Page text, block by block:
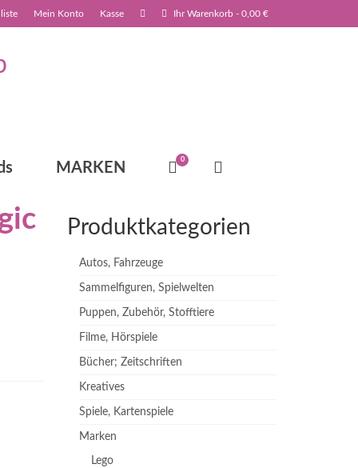
Mein Konto Kasse Ihr Warenkorb - 0,00 €
MARKEN
0
Produktkategorien
Autos, Fahrzeuge
Sammelfiguren, Spielwelten
Puppen, Zubehör, Stofftiere
Filme, Hörspiele
Bücher; Zeitschriften
Kreatives
Spiele, Kartenspiele
Marken
Lego